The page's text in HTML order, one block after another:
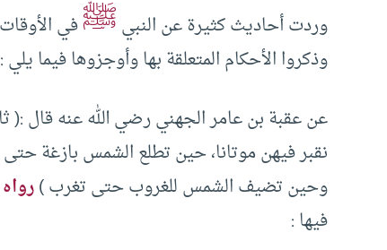
وردت أحاديث كثيرة عن النبيﷺفي
وذكروا الأحكام المتعلقة بها وأوجزوها فيما يلي :
عن عقبة بن عامر الجهني رضي الله عنه قال :(
نقبر فيهن موتانا، حين تطلع الشمس بازغة
وحين تضيف الشمس للغروب حتى تغرب )
فيها :